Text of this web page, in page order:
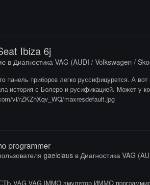
Ibiza 6j
вДиагностика VAG (AUDI / Volkswagen /
панель приборов легко руссифицурется. А
история с Болеро и русификацией. Может у
vi/rZKZhXqv_WQ/maxresdefault.jpg
programmer
gaelclausв Диагностика VAG
VAG VAG IMMO эмулятор ИММО